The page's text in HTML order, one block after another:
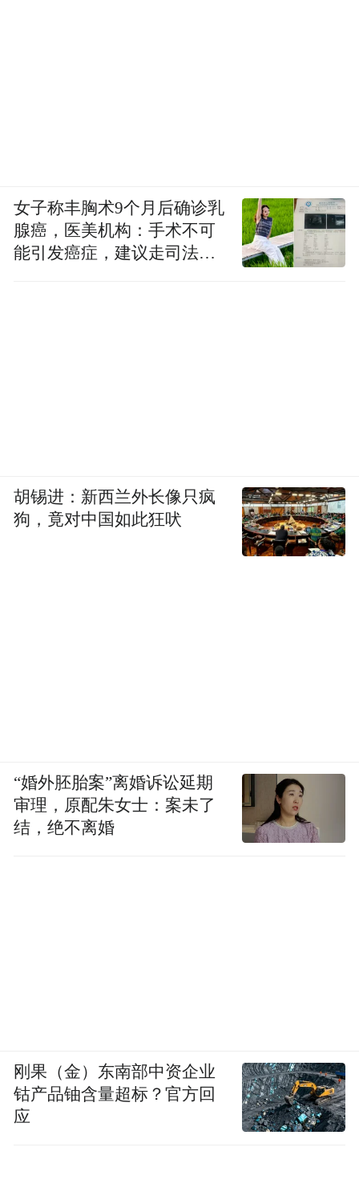
女子称丰胸术9个月后确诊乳
腺癌，医美机构：手术不可
能引发癌症，建议走司法途
胡锡进：新西兰外长像只疯
狗，竟对中国如此狂吠
“婚外胚胎案”离婚诉讼延期
审理，原配朱女士：案未了
结，绝不离婚
刚果（金）东南部中资企业
钴产品铀含量超标？官方回
应